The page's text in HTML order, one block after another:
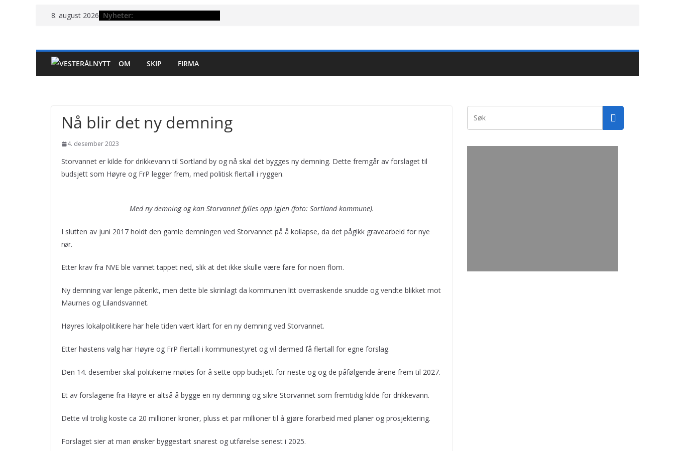
Hopp8. august 2026 Nyheter:
OM SKIP FIRMA
Nå blir det ny demning
4. desember 2023
Storvannet er kilde for drikkevann til Sortland by og nå skal det bygges ny demning. Dette fremgår av forslaget til
budsjett som Høyre og FrP legger frem, med politisk flertall i ryggen.
Med ny demning og kan Storvannet fylles opp igjen (foto: Sortland kommune).
I slutten av juni 2017 holdt den gamle demningen ved Storvannet på å kollapse, da det pågikk gravearbeid for nye
rør.
Etter krav fra NVE ble vannet tappet ned, slik at det ikke skulle være fare for noen flom.
Ny demning var lenge påtenkt, men dette ble skrinlagt da kommunen litt overraskende snudde og vendte blikket mot
Maurnes og Lilandsvannet.
Høyres lokalpolitikere har hele tiden vært klart for en ny demning ved Storvannet.
Etter høstens valg har Høyre og FrP flertall i kommunestyret og vil dermed få flertall for egne forslag.
Den 14. desember skal politikerne møtes for å sette opp budsjett for neste og og de påfølgende årene frem til 2027.
Et av forslagene fra Høyre er altså å bygge en ny demning og sikre Storvannet som fremtidig kilde for drikkevann.
Dette vil trolig koste ca 20 millioner kroner, pluss et par millioner til å gjøre forarbeid med planer og prosjektering.
Forslaget sier at man ønsker byggestart snarest og utførelse senest i 2025.